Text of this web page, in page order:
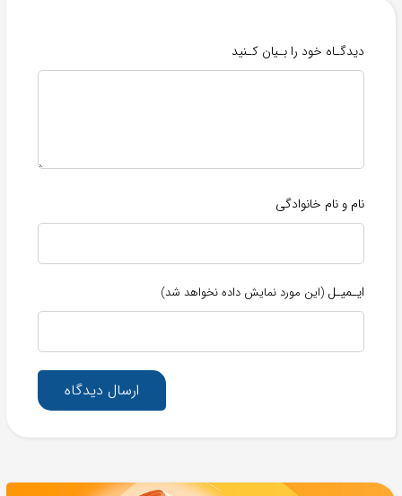
دیدگـاه خود را بـیان کـنید
نام و نام خانوادگی
ایـمیـل (این مورد نمایش داده نخواهد شد)
ارسال دیدگاه